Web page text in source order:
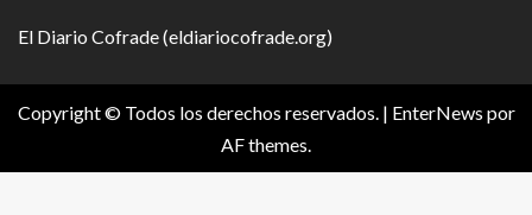
El Diario Cofrade (eldiariocofrade.org)
Copyright © Todos los derechos reservados. | EnterNews por
AF themes.